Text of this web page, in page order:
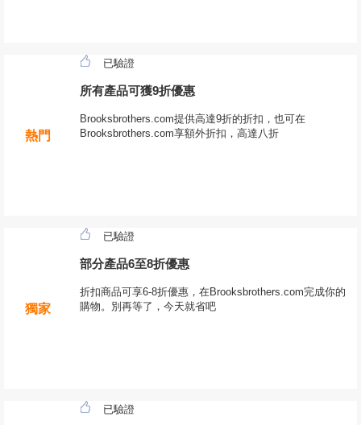
熱門
已驗證
所有產品可獲9折優惠
Brooksbrothers.com提供高達9折的折扣，也可在
Brooksbrothers.com享額外折扣，高達八折
獨家
已驗證
部分產品6至8折優惠
折扣商品可享6-8折優惠，在Brooksbrothers.com完成你的
購物。別再等了，今天就省吧
已驗證